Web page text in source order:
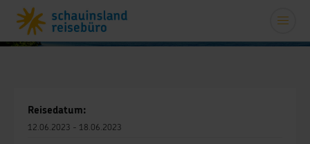
Reisedatum:
12.06.2023 - 18.06.2023